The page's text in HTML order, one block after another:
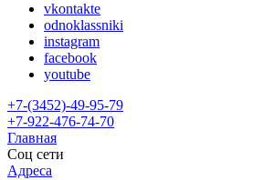
vkontakte
odnoklassniki
instagram
facebook
youtube
+7-(3452)-49-95-79
+7-922-476-74-70
Главная
Соц сети
Адреса